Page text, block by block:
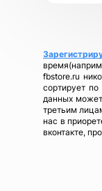
fbstore.ru
сортирует
данных
третьим
нас в
вконтакте,